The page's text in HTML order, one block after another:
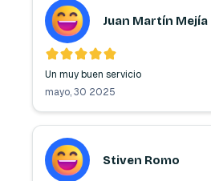
Juan Martín Mejía
Un muy buen servicio
mayo, 30 2025
Stiven Romo